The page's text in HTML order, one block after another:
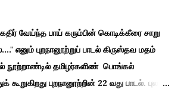
வேய்ந்த பாய் கரும்பின் கொடிக்கீரை சாறு
புறநானூற்றுப் பாடல் கிருஸ்தவ மதம்
நூற்றாண்டில் தமிழர்களிண் பொங்கல்
கூறுகிறது புறநானூற்றின் 22 வது பாடல். புலவர்